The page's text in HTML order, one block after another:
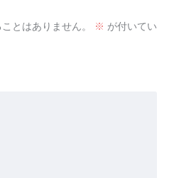
とはありません。 ※ が付いてい